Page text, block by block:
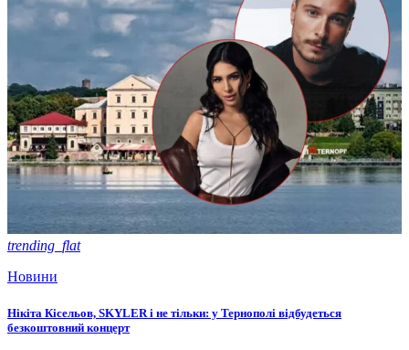
trending_flat
Новини
Нікіта Кісельов, SKYLER і не тільки: у Тернополі відбудеться
безкоштовний концерт